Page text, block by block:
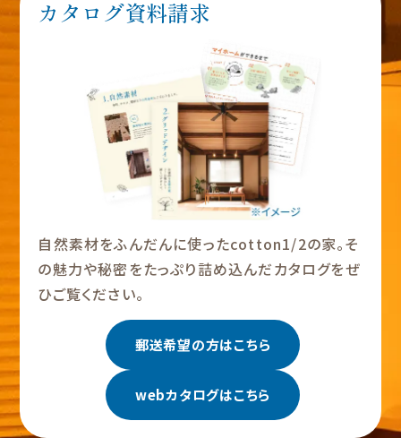
カタログ資料請求
自然素材をふんだんに使ったcotton1/2の家。そ
の魅力や秘密をたっぷり詰め込んだカタログをぜ
ひご覧ください。
郵送希望の方はこちら
webカタログはこちら